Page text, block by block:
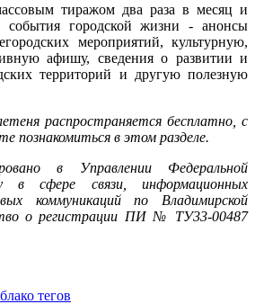
тиражом два раза в месяц и
события городской жизни - анонсы
мероприятий, культурную,
афишу, сведения о развитии и
территорий и другую полезную
распространяется бесплатно, с
познакомиться в этом разделе.
в Управлении Федеральной
в сфере связи, информационных
коммуникаций по Владимирской
о регистрации ПИ № ТУ33-00487
тегов